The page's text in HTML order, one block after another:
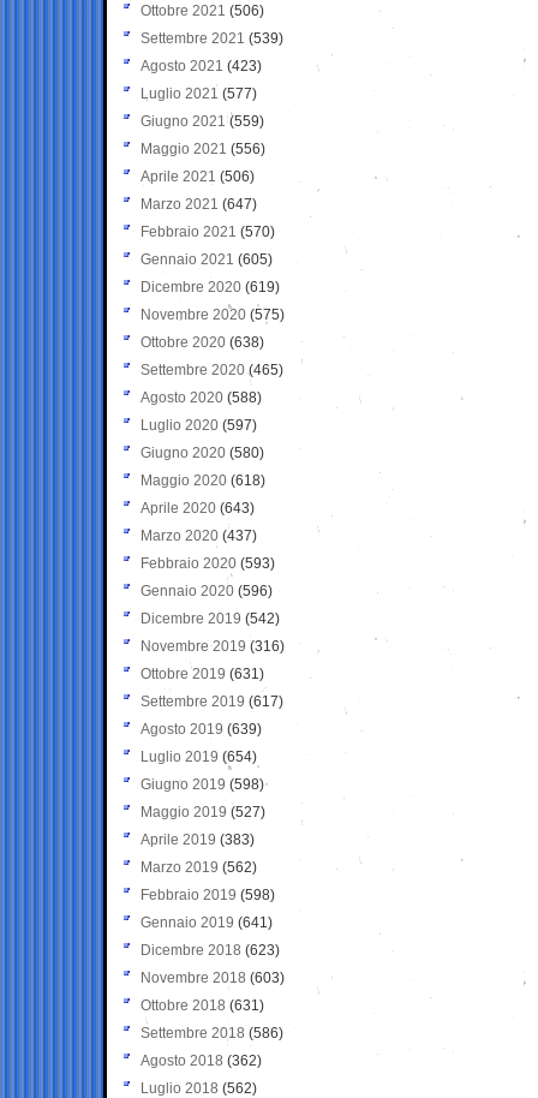
Ottobre 2021 (506)
Settembre 2021 (539)
Agosto 2021 (423)
Luglio 2021 (577)
Giugno 2021(559)
Maggio 2021 (556)
Aprile 2021 (506)
Marzo 2021 (647)
Febbraio 2021 (570)
Gennaio 2021 (605)
Dicembre 2020 (619)
Novembre 2020 (575)
Ottobre 2020 (638)
Settembre 2020(465)
Agosto 2020 (588)
Luglio 2020 (597)
Giugno 2020 (580)
Maggio 2020 (618)
Aprile 2020 (643)
Marzo 2020 (437)
Febbraio 2020 (593)
Gennaio 2020 (596)
Dicembre 2019 (542)
Novembre 2019 (316)
Ottobre 2019 (631)
Settembre 2019 (617)
Agosto 2019 (639)
Luglio 2019 (654)
Giugno 2019 (598)
Maggio 2019 (527)
Aprile 2019 (383)
Marzo 2019 (562)
Febbraio 2019 (598)
Gennaio 2019 (641)
Dicembre 2018 (623)
Novembre 2018 (603)
Ottobre 2018 (631)
Settembre 2018 (586)
Agosto 2018 (362)
Luglio 2018 (562)